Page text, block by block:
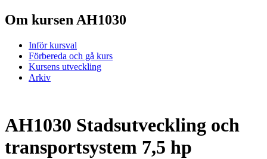
Om kursen AH1030
Inför kursval
Förbereda och gå kurs
Kursens utveckling
Arkiv
AH1030 Stadsutveckling och
transportsystem 7,5 hp